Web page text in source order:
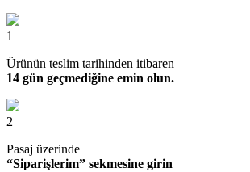
1
Ürünün teslim tarihinden itibaren
14 gün geçmediğine emin olun.
2
Pasaj üzerinde
“Siparişlerim” sekmesine girin